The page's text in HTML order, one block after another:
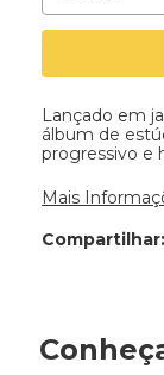
Lançado em
álbum de
progressivo e
Mais
Compartilhar